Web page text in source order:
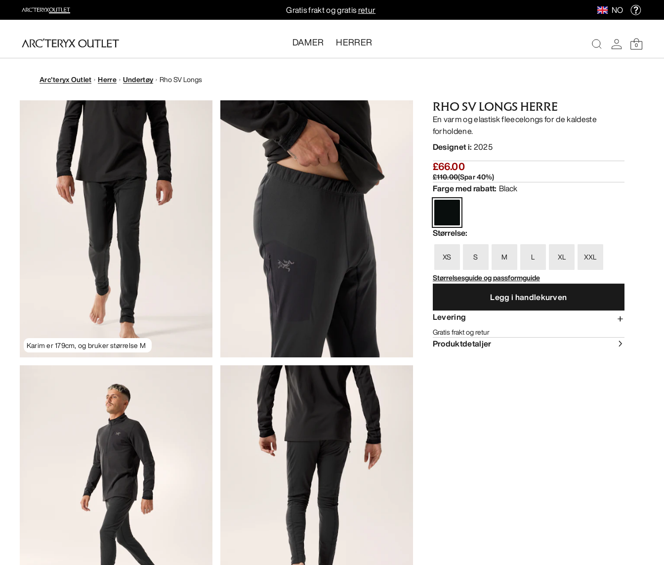
Gratis frakt og gratisretur NO
DAMER HERRER 0
Arc'teryx Outlet Herre Undertøy Rho SV Longs
Karim er 179cm, og bruker størrelse M
RHO SV LONGS HERRE
En varm og elastisk fleecelongs for de kaldeste
forholdene.
Designet i: 2025
£66.00
£110.00(Spar40%)
Farge med rabatt: Black
Størrelse:
XS S M L XL
XXL
Størrelsesguide og passformguide
Legg i handlekurven
Levering
Gratis frakt og retur
Produktdetaljer